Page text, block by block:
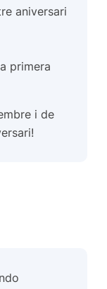
aniversari
primera
i de